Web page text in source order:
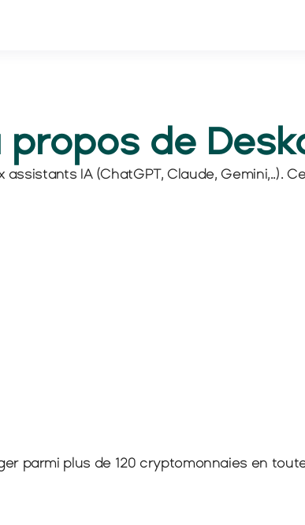
de
IA (ChatGPT, Claude, Gemini,..).
parmi plus de 120 cryptomonnaies en